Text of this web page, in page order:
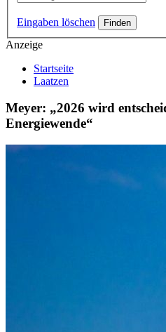
Eingaben löschen
Anzeige
Startseite
Laatzen
Meyer: „2026 wird
Energiewende“